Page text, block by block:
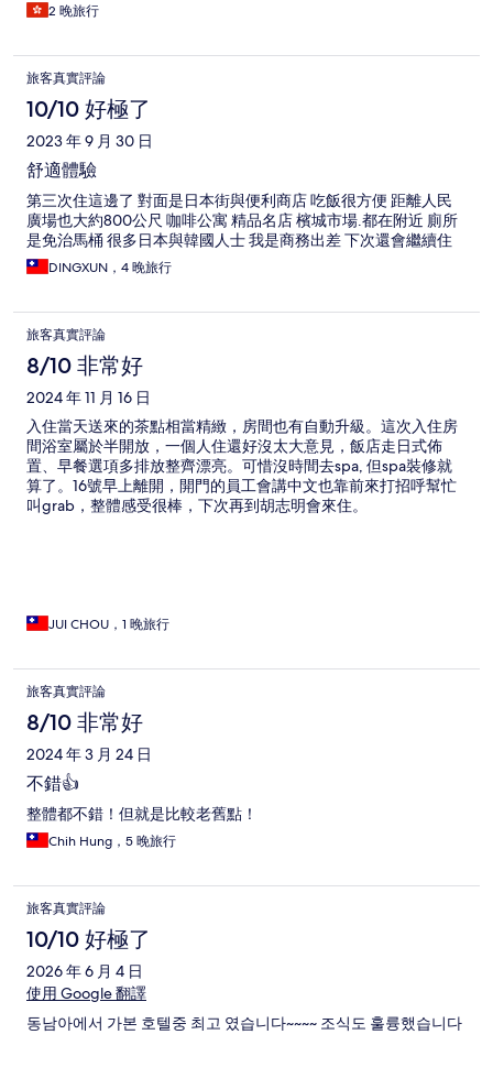
2 晚旅行
旅客真實評論
10/10 好極了
2023 年 9 月 30 日
舒適體驗
第三次住這邊了 對面是日本街與便利商店 吃飯很方便 距離人民
廣場也大約800公尺 咖啡公寓 精品名店 檳城市場.都在附近 廁所
是免治馬桶 很多日本與韓國人士 我是商務出差 下次還會繼續住
DINGXUN，4 晚旅行
旅客真實評論
8/10 非常好
2024 年 11 月 16 日
入住當天送來的茶點相當精緻，房間也有自動升級。這次入住房
間浴室屬於半開放，一個人住還好沒太大意見，飯店走日式佈
置、早餐選項多排放整齊漂亮。可惜沒時間去spa, 但spa裝修就
算了。16號早上離開，開門的員工會講中文也靠前來打招呼幫忙
叫grab，整體感受很棒，下次再到胡志明會來住。
JUI CHOU，1 晚旅行
旅客真實評論
8/10 非常好
2024 年 3 月 24 日
不錯👍
整體都不錯！但就是比較老舊點！
Chih Hung，5 晚旅行
旅客真實評論
10/10 好極了
2026 年 6 月 4 日
使用 Google 翻譯
동남아에서 가본 호텔중 최고 였습니다~~~~ 조식도 훌륭했습니다